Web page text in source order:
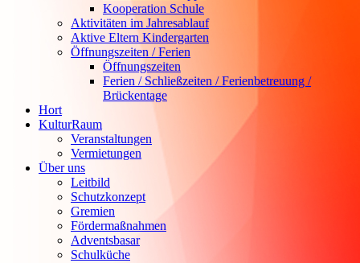
Kooperation Schule
Aktivitäten im Jahresablauf
Aktive Eltern Kindergarten
Öffnungszeiten / Ferien
Öffnungszeiten
Ferien / Schließzeiten / Ferienbetreuung /
Brückentage
Hort
KulturRaum
Veranstaltungen
Vermietungen
Über uns
Leitbild
Schutzkonzept
Gremien
Fördermaßnahmen
Adventsbasar
Schulküche